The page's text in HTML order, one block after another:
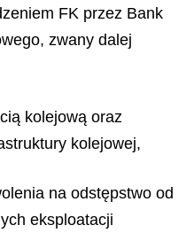
FK przez Bank
zwany dalej
kolejową oraz
kolejowej,
na odstępstwo od
eksploatacji